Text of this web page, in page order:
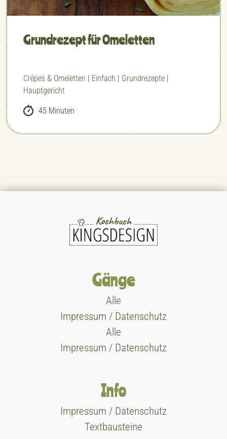
Grundrezept für Omeletten
Crêpes & Omeletten | Einfach | Grundrezepte |
Hauptgericht
45 Minuten
Gänge
Alle
Impressum / Datenschutz
Alle
Impressum / Datenschutz
Info
Impressum / Datenschutz
Textbausteine